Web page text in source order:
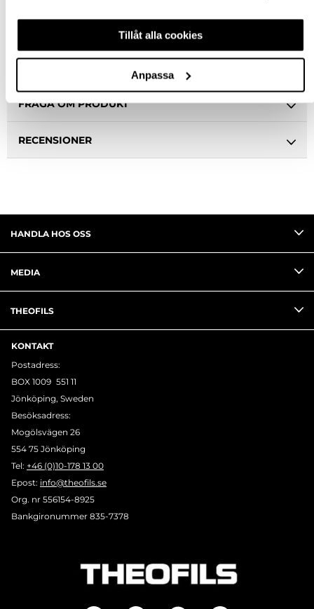
Tillåt alla cookies
Anpassa
Ledande leverantör i Sverige
FRÅGA OM PRODUKT
RECENSIONER
HANDLA HOS OSS
MEDIA
THEOFILS
KONTAKT
Postadress:
BOX 1009 551 11
Jönköping, Sweden
Besöksadress:
Mogölsvägen 26
554 75 Jönköping
Tel: +46 (0)10-178 13 00
Epost: info@theofils.se
Org. nr 556154-8925
Bankgironummer 835-7378